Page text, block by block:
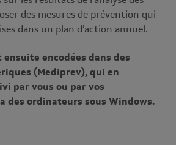
des mesures de prévention qui
dans un plan d’action annuel.
ensuite encodées dans des
(Mediprev), qui en
par vous ou par vos
des ordinateurs sous Windows.